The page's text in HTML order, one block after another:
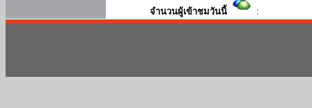
จำนวนผู้เข้าชมวันนี้ :